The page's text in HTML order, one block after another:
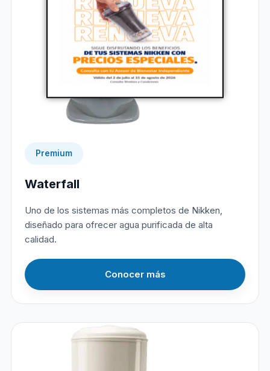
Premium
Waterfall
Uno de los sistemas más completos de Nikken,
diseñado para ofrecer agua purificada de alta
calidad.
Conocer más